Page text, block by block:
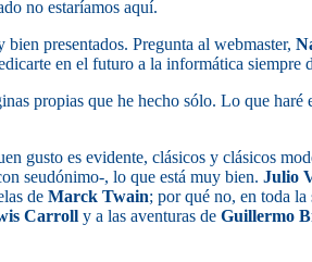
no estaríamos aquí.
presentados. Pregunta al webmaster,
en el futuro a la informática siempre
propias que he hecho sólo. Lo que
gusto es evidente, clásicos y clásicos
seudónimo-, lo que está muy bien. Julio
de Marck Twain; por qué no, en toda la
Carroll y a las aventuras de Guillermo